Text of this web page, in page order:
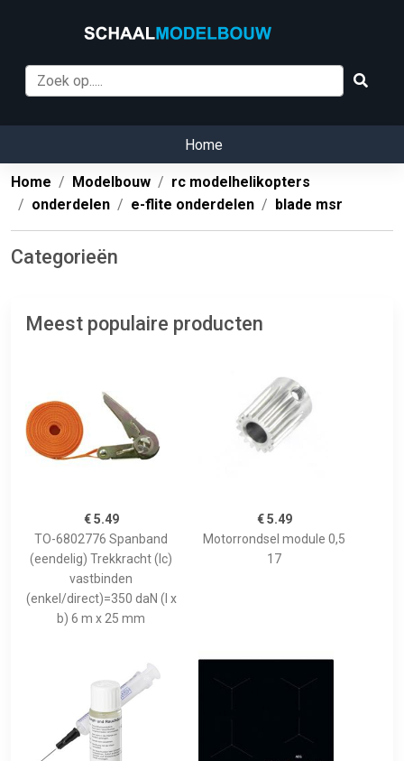
Home
Home Modelbouw
rc modelhelikopters
onderdelen
e-flite onderdelen blade msr
Categorieën
Meest populaire producten
€ 5.49
TO-6802776 Spanband
(eendelig) Trekkracht (lc)
vastbinden
(enkel/direct)=350 daN (l x
b) 6 m x 25 mm
€ 5.49
Motorrondsel module 0,5
17